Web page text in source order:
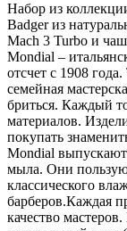
Набор из
Badger из
Mach 3 Turbо и
Mondial –
отсчет с 1908
семейная
бриться. Каждый
материалов.
покупать
Mondial
мыла. Они
классического
барберов.Каждая
качество